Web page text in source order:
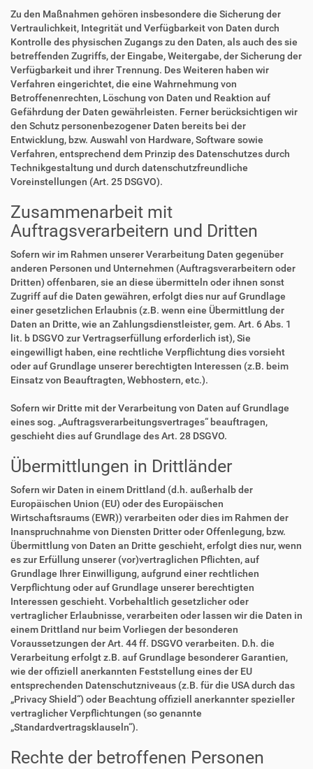
Zu den Maßnahmen gehören insbesondere die Sicherung der
Vertraulichkeit, Integrität und Verfügbarkeit von Daten durch
Kontrolle des physischen Zugangs zu den Daten, als auch des sie
betreffenden Zugriffs, der Eingabe, Weitergabe, der Sicherung der
Verfügbarkeit und ihrer Trennung. Des Weiteren haben wir
Verfahren eingerichtet, die eine Wahrnehmung von
Betroffenenrechten, Löschung von Daten und Reaktion auf
Gefährdung der Daten gewährleisten. Ferner berücksichtigen wir
den Schutz personenbezogener Daten bereits bei der
Entwicklung, bzw. Auswahl von Hardware, Software sowie
Verfahren, entsprechend dem Prinzip des Datenschutzes durch
Technikgestaltung und durch datenschutzfreundliche
Voreinstellungen (Art. 25 DSGVO).
Zusammenarbeit mit
Auftragsverarbeitern und Dritten
Sofern wir im Rahmen unserer Verarbeitung Daten gegenüber
anderen Personen und Unternehmen (Auftragsverarbeitern oder
Dritten) offenbaren, sie an diese übermitteln oder ihnen sonst
Zugriff auf die Daten gewähren, erfolgt dies nur auf Grundlage
einer gesetzlichen Erlaubnis (z.B. wenn eine Übermittlung der
Daten an Dritte, wie an Zahlungsdienstleister, gem. Art. 6 Abs. 1
lit. b DSGVO zur Vertragserfüllung erforderlich ist), Sie
eingewilligt haben, eine rechtliche Verpflichtung dies vorsieht
oder auf Grundlage unserer berechtigten Interessen (z.B. beim
Einsatz von Beauftragten, Webhostern, etc.).
Sofern wir Dritte mit der Verarbeitung von Daten auf Grundlage
eines sog. „Auftragsverarbeitungsvertrages“ beauftragen,
geschieht dies auf Grundlage des Art. 28 DSGVO.
Übermittlungen in Drittländer
Sofern wir Daten in einem Drittland (d.h. außerhalb der
Europäischen Union (EU) oder des Europäischen
Wirtschaftsraums (EWR)) verarbeiten oder dies im Rahmen der
Inanspruchnahme von Diensten Dritter oder Offenlegung, bzw.
Übermittlung von Daten an Dritte geschieht, erfolgt dies nur, wenn
es zur Erfüllung unserer (vor)vertraglichen Pflichten, auf
Grundlage Ihrer Einwilligung, aufgrund einer rechtlichen
Verpflichtung oder auf Grundlage unserer berechtigten
Interessen geschieht. Vorbehaltlich gesetzlicher oder
vertraglicher Erlaubnisse, verarbeiten oder lassen wir die Daten in
einem Drittland nur beim Vorliegen der besonderen
Voraussetzungen der Art. 44 ff. DSGVO verarbeiten. D.h. die
Verarbeitung erfolgt z.B. auf Grundlage besonderer Garantien,
wie der offiziell anerkannten Feststellung eines der EU
entsprechenden Datenschutzniveaus (z.B. für die USA durch das
„Privacy Shield“) oder Beachtung offiziell anerkannter spezieller
vertraglicher Verpflichtungen (so genannte
„Standardvertragsklauseln“).
Rechte der betroffenen Personen